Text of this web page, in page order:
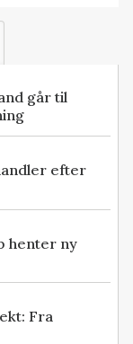
går til
efter
henter ny
Fra